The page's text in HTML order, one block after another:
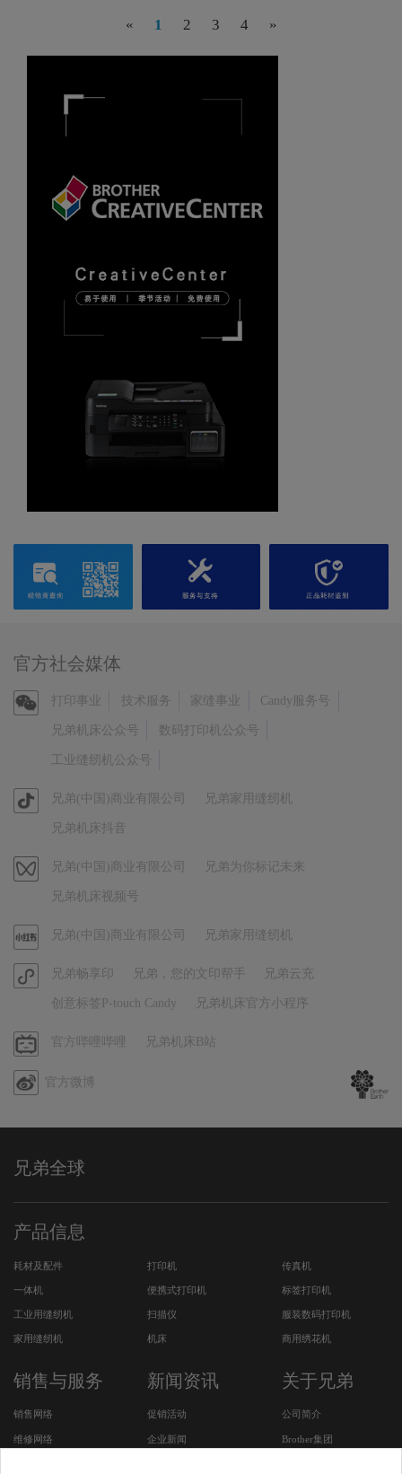
« 1 2 3 4 »
官方社会媒体
官
信
打印事业 技术服务 家缝事业 Candy服务号
兄弟机床公众号 数码打印机公众号
工业缝纫机公众号
官
音
兄弟(中国)商业有限公司 兄弟家用缝纫机
兄弟机床抖音
视兄弟(中国)商业有限公司 兄弟为你标记未来
兄弟机床视频号
官
小
红
兄弟(中国)商业有限公司 兄弟家用缝纫机
官
程
兄弟畅享印 兄弟，您的文印帮手 兄弟云充
创意标签P-touch Candy 兄弟机床官方小程序
哔
哔
官方哔哩哔哩 兄弟机床B站
官方微博
兄弟全球
产品信息
耗材及配件 打印机 传真机
一体机 便携式打印机 标签打印机
工业用缝纫机 扫描仪 服装数码打印机
家用缝纫机 机床 商用绣花机
销售与服务
销售网络
维修网络
新闻资讯
促销活动
企业新闻
关于兄弟
公司简介
Brother集团